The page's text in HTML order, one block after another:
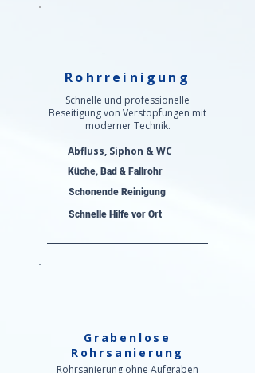
Rohrreinigung
Schnelle und professionelle
Beseitigung von Verstopfungen mit
moderner Technik.
Abfluss, Siphon & WC
Küche, Bad & Fallrohr
Schonende Reinigung
Schnelle Hilfe vor Ort
Grabenlose
Rohrsanierung
Rohrsanierung ohne Aufgraben